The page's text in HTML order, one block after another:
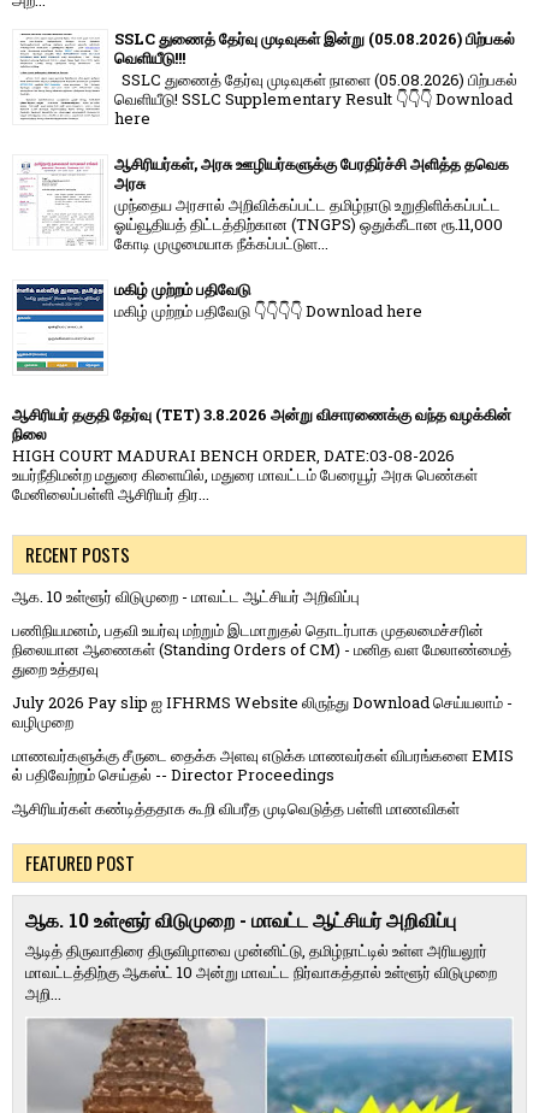
SSLC துணைத் தேர்வு முடிவுகள் இன்று (05.08.2026) பிற்பகல்
வெளியீடு!!!
SSLC துணைத் தேர்வு முடிவுகள் நாளை (05.08.2026) பிற்பகல்
வெளியீடு! SSLC Supplementary Result 👇👇👇 Download
here
ஆசிரியர்கள், அரசு ஊழியர்களுக்கு பேரதிர்ச்சி அளித்த தவெக
அரசு
முந்தைய அரசால் அறிவிக்கப்பட்ட தமிழ்நாடு உறுதிளிக்கப்பட்ட
ஓய்வூதியத் திட்டத்திற்கான (TNGPS) ஒதுக்கீடான ரூ.11,000
கோடி முழுமையாக நீக்கப்பட்டுள...
மகிழ் முற்றம் பதிவேடு
மகிழ் முற்றம் பதிவேடு 👇👇👇👇 Download here
ஆசிரியர் தகுதி தேர்வு (TET) 3.8.2026 அன்று விசாரணைக்கு வந்த வழக்கின்
நிலை
HIGH COURT MADURAI BENCH ORDER, DATE:03-08-2026
உயர்நீதிமன்ற மதுரை கிளையில், மதுரை மாவட்டம் பேரையூர் அரசு பெண்கள்
மேனிலைப்பள்ளி ஆசிரியர் திர...
RECENT POSTS
ஆக. 10 உள்ளூர் விடுமுறை - மாவட்ட ஆட்சியர் அறிவிப்பு
பணிநியமனம், பதவி உயர்வு மற்றும் இடமாறுதல் தொடர்பாக முதலமைச்சரின்
நிலையான ஆணைகள் (Standing Orders of CM) - மனித வள மேலாண்மைத்
துறை உத்தரவு
July 2026 Pay slip ஐ IFHRMS Website லிருந்து Download செய்யலாம் -
வழிமுறை
மாணவர்களுக்கு சீருடை தைக்க அளவு எடுக்க மாணவர்கள் விபரங்களை EMIS
ல் பதிவேற்றம் செய்தல் -- Director Proceedings
ஆசிரியர்கள் கண்டித்ததாக கூறி விபரீத முடிவெடுத்த பள்ளி மாணவிகள்
FEATURED POST
ஆக. 10 உள்ளூர் விடுமுறை - மாவட்ட ஆட்சியர் அறிவிப்பு
ஆடித் திருவாதிரை திருவிழாவை முன்னிட்டு, தமிழ்நாட்டில் உள்ள அரியலூர்
மாவட்டத்திற்கு ஆகஸ்ட் 10 அன்று மாவட்ட நிர்வாகத்தால் உள்ளூர் விடுமுறை
அறி...